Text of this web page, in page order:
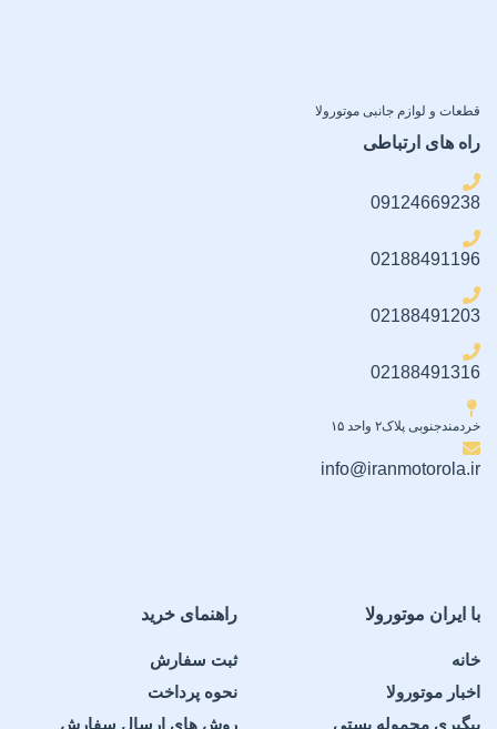
قطعات و لوازم جانبی موتورولا
راه های ارتباطی
09124669238
02188491196
02188491203
02188491316
خردمندجنوبی پلاک۲ واحد ۱۵
info@iranmotorola.ir
با ایران موتورولا
خانه
اخبار موتورولا
پیگیری محموله پستی
راهنمای خرید
ثبت سفارش
نحوه پرداخت
روش های ارسال سفارش